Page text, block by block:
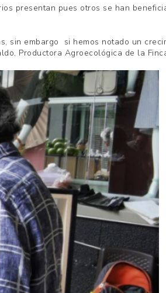
presentan pues otros se han
sin embargo si hemos notado un
Productora Agroecológica de la